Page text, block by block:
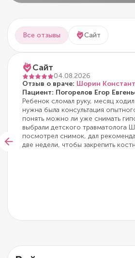
Все отзывы Сайт
Сайт
04.08.2026
Отзыв о враче: Шорин
Пациент: Погорелов Егор
Ребенок сломал руку, месяц
нужна была консультация
понять можно ли уже снимать
выбрали детского травматолога
посмотрел снимок, дал
две недели, чтобы закрепить